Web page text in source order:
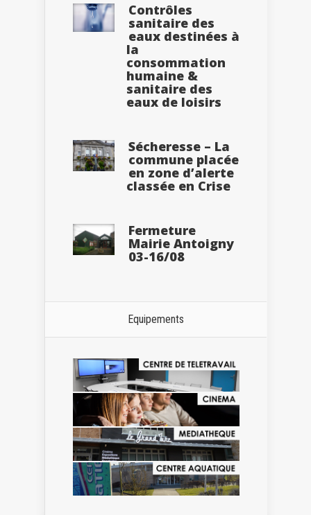
Contrôles
sanitaire des
eaux destinées à
la
consommation
humaine &
sanitaire des
eaux de loisirs
Sécheresse – La
commune placée
en zone d’alerte
classée en Crise
Fermeture
Mairie Antoigny
03-16/08
Equipements